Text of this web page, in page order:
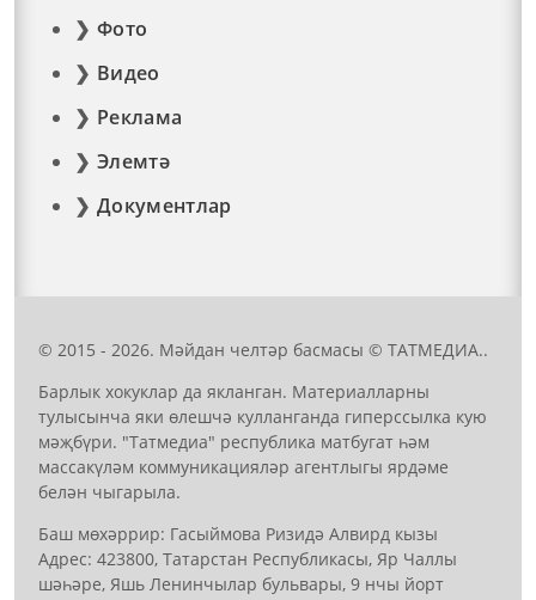
Фото
Видео
Реклама
Элемтә
Документлар
© 2015 - 2026. Мәйдан челтәр басмасы © ТАТМЕДИА..
Барлык хокуклар да якланган. Материалларны
тулысынча яки өлешчә кулланганда гиперссылка кую
мәҗбүри. "Татмедиа" республика матбугат һәм
массакүләм коммуникацияләр агентлыгы ярдәме
белән чыгарыла.
Баш мөхәррир: Гасыймова Ризидә Алвирд кызы
Адрес: 423800, Татарстан Республикасы, Яр Чаллы
шәһәре, Яшь Ленинчылар бульвары, 9 нчы йорт